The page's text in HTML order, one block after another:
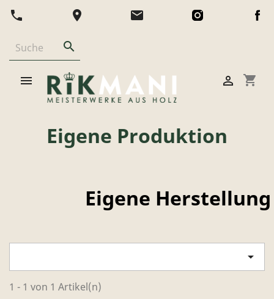
phone location_on email

 shopping_cart

Eigene Produktion
Eigene Herstellung

1 - 1 von 1 Artikel(n)